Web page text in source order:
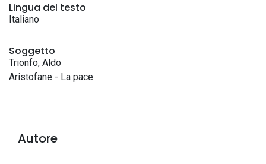
Lingua del testo
Italiano
Soggetto
Trionfo, Aldo
Aristofane - La pace
Autore